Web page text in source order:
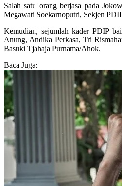
Salah satu orang berjasa pada
Megawati Soekarnoputri, Sekjen
Kemudian, sejumlah kader PDIP
Anung, Andika Perkasa, Tri
Basuki Tjahaja Purnama/Ahok.
Baca Juga: